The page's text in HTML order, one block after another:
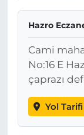
Hazro
Cami
No:16 E
çaprazı
Yol